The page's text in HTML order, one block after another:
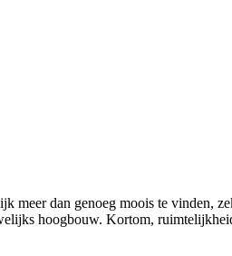
meer dan genoeg moois te vinden,
hoogbouw. Kortom,